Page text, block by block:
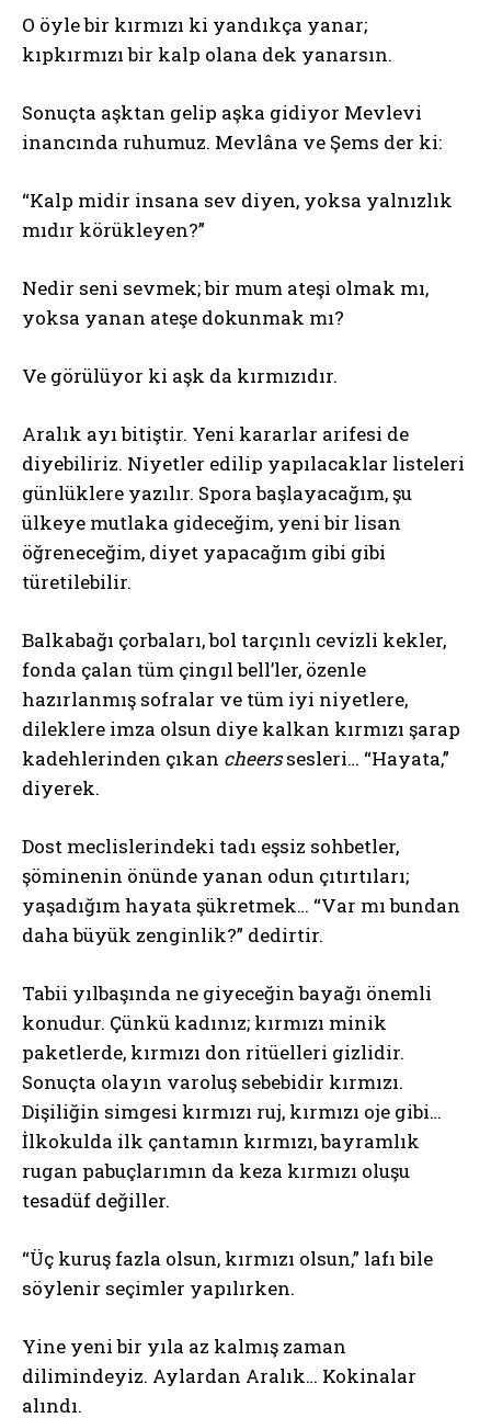
O öyle bir kırmızı ki yandıkça yanar;
kıpkırmızı bir kalp olana dek yanarsın.
Sonuçta aşktan gelip aşka gidiyor Mevlevi
inancında ruhumuz. Mevlâna ve Şems der ki:
“Kalp midir insana sev diyen, yoksa yalnızlık
mıdır körükleyen?”
Nedir seni sevmek; bir mum ateşi olmak mı,
yoksa yanan ateşe dokunmak mı?
Ve görülüyor ki aşk da kırmızıdır.
Aralık ayı bitiştir. Yeni kararlar arifesi de
diyebiliriz. Niyetler edilip yapılacaklar listeleri
günlüklere yazılır. Spora başlayacağım, şu
ülkeye mutlaka gideceğim, yeni bir lisan
öğreneceğim, diyet yapacağım gibi gibi
türetilebilir.
Balkabağı çorbaları, bol tarçınlı cevizli kekler,
fonda çalan tüm çingıl bell’ler, özenle
hazırlanmış sofralar ve tüm iyi niyetlere,
dileklere imza olsun diye kalkan kırmızı şarap
kadehlerinden çıkan cheerssesleri… “Hayata,”
diyerek.
Dost meclislerindeki tadı eşsiz sohbetler,
şöminenin önünde yanan odun çıtırtıları;
yaşadığım hayata şükretmek… “Var mı bundan
daha büyük zenginlik?” dedirtir.
Tabii yılbaşında ne giyeceğin bayağı önemli
konudur. Çünkü kadınız; kırmızı minik
paketlerde, kırmızı don ritüelleri gizlidir.
Sonuçta olayın varoluş sebebidir kırmızı.
Dişiliğin simgesi kırmızı ruj, kırmızı oje gibi…
İlkokulda ilk çantamın kırmızı, bayramlık
rugan pabuçlarımın da keza kırmızı oluşu
tesadüf değiller.
“Üç kuruş fazla olsun, kırmızı olsun,” lafı bile
söylenir seçimler yapılırken.
Yine yeni bir yıla az kalmış zaman
dilimindeyiz. Aylardan Aralık… Kokinalar
alındı.